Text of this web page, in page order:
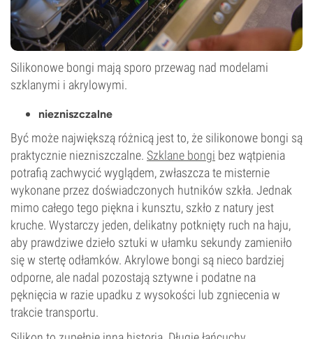
Silikonowe bongi mają sporo przewag nad modelami
szklanymi i akrylowymi.
niezniszczalne
Być może największą różnicą jest to, że silikonowe bongi są
praktycznie niezniszczalne. Szklane bongi bez wątpienia
potrafią zachwycić wyglądem, zwłaszcza te misternie
wykonane przez doświadczonych hutników szkła. Jednak
mimo całego tego piękna i kunsztu, szkło z natury jest
kruche. Wystarczy jeden, delikatny potknięty ruch na haju,
aby prawdziwe dzieło sztuki w ułamku sekundy zamieniło
się w stertę odłamków. Akrylowe bongi są nieco bardziej
odporne, ale nadal pozostają sztywne i podatne na
pęknięcia w razie upadku z wysokości lub zgniecenia w
trakcie transportu.